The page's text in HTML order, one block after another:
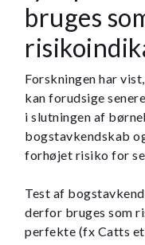
bruges
Forskningen har
kan forudsige
i slutningen af
bogstavkendskab
forhøjet risiko for
Test af
derfor bruges som
perfekte (fx Catts